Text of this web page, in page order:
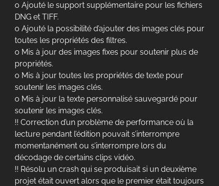
o Ajouté le support supplémentaire pour les fichiers
DNG et TIFF.
o Ajouté la possibilité d’ajouter des images clés pour
toutes les propriétés des filtres.
o Mis à jour des images fixes pour soutenir plus de
propriétés.
o Mis à jour toutes les propriétés de texte pour
soutenir les images clés.
o Mis à jour la texte personnalisé sauvegardé pour
soutenir les images clés.
!! Correction d’un problème de performance où la
lecture pendant l’édition pouvait s’interrompre
momentanément ou s’interrompre lors du
décodage de certains clips vidéo.
!! Résolu un crash qui se produisait si un deuxième
projet était ouvert alors que le premier était toujours